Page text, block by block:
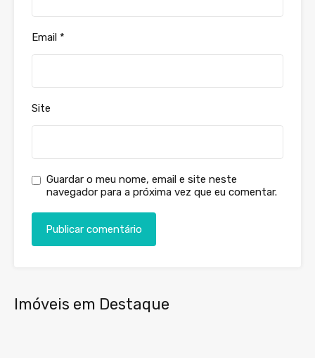
Email *
Site
Guardar o meu nome, email e site neste
navegador para a próxima vez que eu comentar.
Imóveis em Destaque